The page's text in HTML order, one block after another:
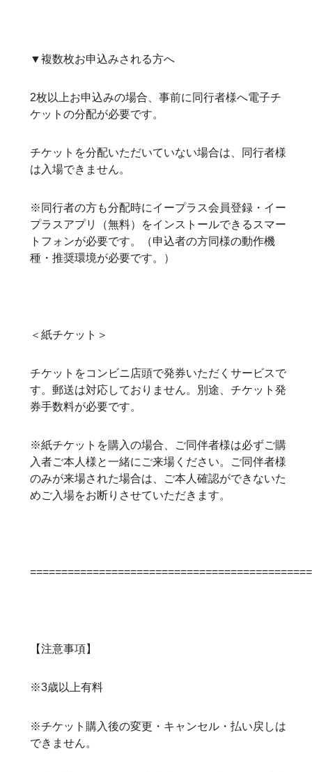
▼複数枚お申込みされる方へ
2枚以上お申込みの場合、事前に同行者様へ電子チ
ケットの分配が必要です。
チケットを分配いただいていない場合は、同行者様
は入場できません。
※同行者の方も分配時にイープラス会員登録・イー
プラスアプリ（無料）をインストールできるスマー
トフォンが必要です。（申込者の方同様の動作機
種・推奨環境が必要です。）
＜紙チケット＞
チケットをコンビニ店頭で発券いただくサービスで
す。郵送は対応しておりません。別途、チケット発
券手数料が必要です。
※紙チケットを購入の場合、ご同伴者様は必ずご購
入者ご本人様と一緒にご来場ください。ご同伴者様
のみが来場された場合は、ご本人確認ができないた
めご入場をお断りさせていただきます。
【注意事項】
※3歳以上有料
※チケット購入後の変更・キャンセル・払い戻しは
できません。